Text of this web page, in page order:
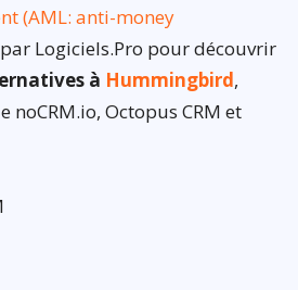
(AML: anti-money
Logiciels.Pro pour découvrir
à Hummingbird,
noCRM.io, Octopus CRM et